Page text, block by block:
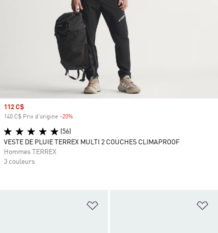
Ajouter à la Liste de produits
Prix soldé
112 C$
140 C$ Prix d'origine -20%
(56)
VESTE DE PLUIE TERREX MULTI 2 COUCHES CLIMAPROOF
Hommes TERREX
3 couleurs